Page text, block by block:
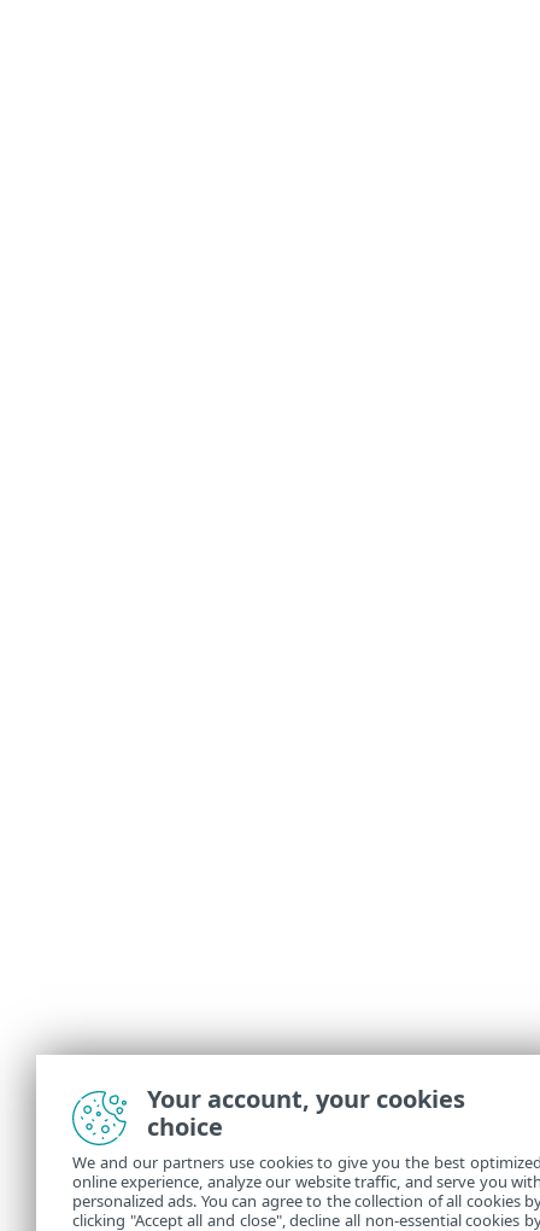
Your account, your cookies
choice
We and our partners use cookies to give you the best
online experience, analyze our website traffic, and serve you
personalized ads. You can agree to the collection of all cookies
clicking "Accept all and close", decline all non-essential cookies